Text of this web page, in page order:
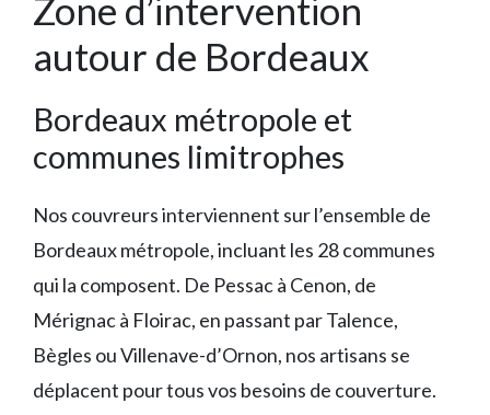
Zone d’intervention
autour de Bordeaux
Bordeaux métropole et
communes limitrophes
Nos couvreurs interviennent sur l’ensemble de
Bordeaux métropole, incluant les 28 communes
qui la composent. De Pessac à Cenon, de
Mérignac à Floirac, en passant par Talence,
Bègles ou Villenave-d’Ornon, nos artisans se
déplacent pour tous vos besoins de couverture.